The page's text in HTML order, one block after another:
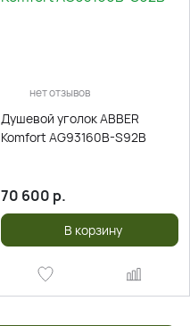
нет отзывов
Душевой уголок ABBER
Komfort AG93160B-S92B
70 600 р.
В корзину